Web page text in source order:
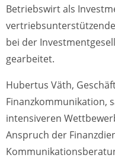
Betriebswirt als
bei der
gearbeitet.
Hubertus Väth,
Finanzkommunikation,
intensiveren
Anspruch der